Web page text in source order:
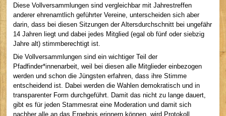
Diese Vollversammlungen sind vergleichbar mit Jahrestreffen
anderer ehrenamtlich geführter Vereine, unterscheiden sich aber
darin, dass bei diesen Sitzungen der Altersdurchschnitt bei ungefähr
14 Jahren liegt und dabei jedes Mitglied (egal ob fünf oder siebzig
Jahre alt) stimmberechtigt ist.
Die Vollversammlungen sind ein wichtiger Teil der
Pfadfinder*innenarbeit, weil bei diesen alle Mitglieder einbezogen
werden und schon die Jüngsten erfahren, dass ihre Stimme
entscheidend ist. Dabei werden die Wahlen demokratisch und in
transparenter Form durchgeführt. Damit das nicht zu lange dauert,
gibt es für jeden Stammesrat eine Moderation und damit sich
nachher alle an das Ergebnis erinnern können, wird Protokoll